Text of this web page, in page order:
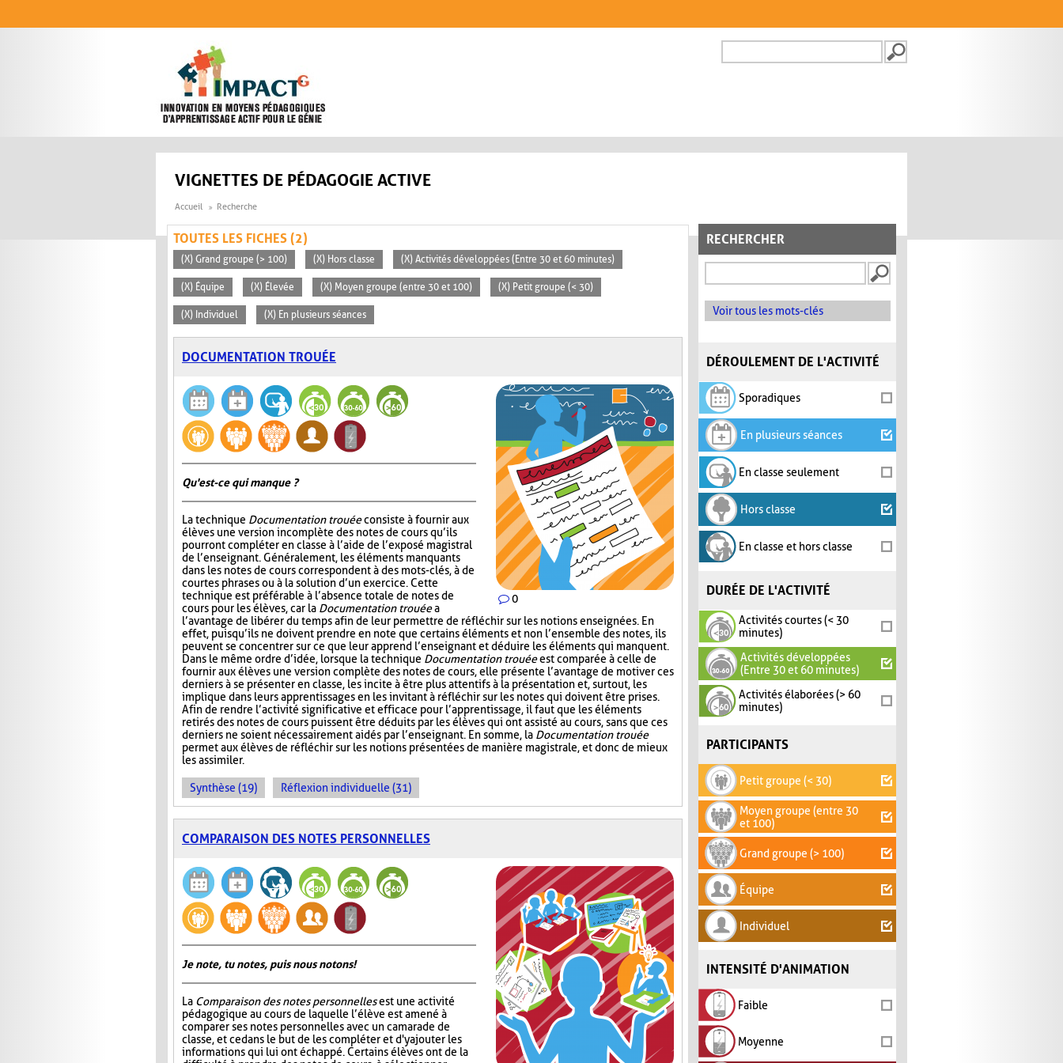
FORMULAIRE DE
VIGNETTES DE PÉDAGOGIE ACTIVE
Accueil Recherche
RECHERCHER
Voir tous les mots-clés
DÉROULEMENT DE L'ACTIVITÉ
Sporadiques
En plusieurs séances
En classe seulement
Hors classe
En classe et hors classe
DURÉE DE L'ACTIVITÉ
Activités courtes (< 30
minutes)
Activités développées
(Entre 30 et 60 minutes)
Activités élaborées (> 60
minutes)
PARTICIPANTS
Petit groupe (< 30)
Moyen groupe (entre 30
et 100)
Grand groupe (> 100)
Équipe
Individuel
INTENSITÉ D'ANIMATION
Faible
Moyenne
TOUTES LES FICHES (2)
(X) Grand groupe (> 100) (X) Hors classe (X) Activités développées (Entre 30 et 60 minutes)
(X) Équipe (X) Élevée (X) Moyen groupe (entre 30 et 100) (X) Petit groupe (< 30)
(X) Individuel (X) En plusieurs séances
DOCUMENTATION TROUÉE
0
Qu'est-ce qui manque ?
La technique Documentation trouéeconsiste à fournir aux
élèves une version incomplète des notes de cours qu’ils
pourront compléter en classe à l’aide de l’exposé magistral
de l’enseignant. Généralement, les éléments manquants
dans les notes de cours correspondent à des mots-clés, à de
courtes phrases ou à la solution d’un exercice. Cette
technique est préférable à l’absence totale de notes de
cours pour les élèves, car la Documentation trouéea
l’avantage de libérer du temps afin de leur permettre de réfléchir sur les notions enseignées. En
effet, puisqu’ils ne doivent prendre en note que certains éléments et non l’ensemble des notes, ils
peuvent se concentrer sur ce que leur apprend l’enseignant et déduire les éléments qui manquent.
Dans le même ordre d’idée, lorsque la technique Documentation trouéeest comparée à celle de
fournir aux élèves une version complète des notes de cours, elle présente l’avantage de motiver ces
derniers à se présenter en classe, les incite à être plus attentifs à la présentation et, surtout, les
implique dans leurs apprentissages en les invitant à réfléchir sur les notes qui doivent être prises.
Afin de rendre l’activité significative et efficace pour l’apprentissage, il faut que les éléments
retirés des notes de cours puissent être déduits par les élèves qui ont assisté au cours, sans que ces
derniers ne soient nécessairement aidés par l’enseignant. En somme, la Documentation trouée
permet aux élèves de réfléchir sur les notions présentées de manière magistrale, et donc de mieux
les assimiler.
Synthèse (19) Réflexion individuelle (31)
COMPARAISON DES NOTES PERSONNELLES
Je note, tu notes, puis nous notons!
La Comparaison des notes personnellesest une activité
pédagogique au cours de laquelle l’élève est amené à
comparer ses notes personnelles avec un camarade de
classe, et ce dans le but de les compléter et d'y ajouter les
informations qui lui ont échappé. Certains élèves ont de la